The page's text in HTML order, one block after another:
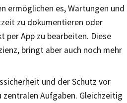
ermöglichen es, Wartungen und
zu dokumentieren oder
per App zu bearbeiten. Diese
bringt aber auch noch mehr
und der Schutz vor
Aufgaben. Gleichzeitig